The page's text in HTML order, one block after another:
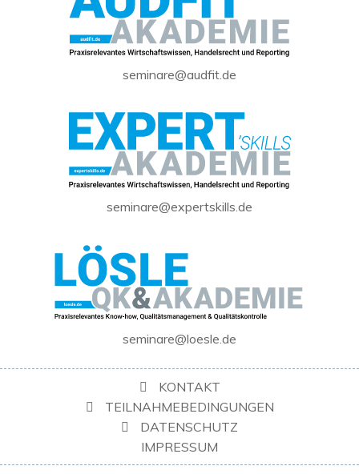
seminare@audfit.de
seminare@expertskills.de
seminare@loesle.de
KONTAKT
TEILNAHMEBEDINGUNGEN
DATENSCHUTZ
IMPRESSUM